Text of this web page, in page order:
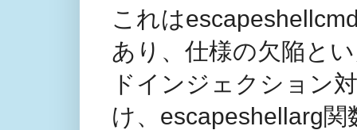
これは
あり、仕様の欠陥と
ドインジェクション
け、escapeshellarg